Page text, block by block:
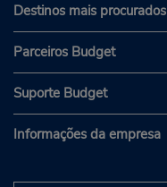
Destinos mais
Parceiros Budget
Suporte Budget
Informações da empresa